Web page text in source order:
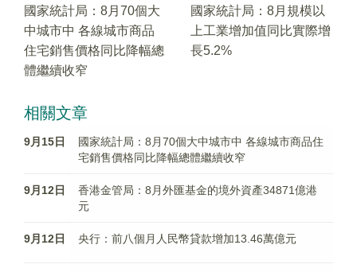
國家統計局：8月70個大
中城市中 各線城市商品
住宅銷售價格同比降幅總
體繼續收窄
國家統計局：8月規模以
上工業增加值同比實際增
長5.2%
相關文章
9月15日
國家統計局：8月70個大中城市中 各線城市商品住
宅銷售價格同比降幅總體繼續收窄
9月12日
香港金管局：8月外匯基金的境外資產34871億港
元
9月12日 央行：前八個月人民幣貸款增加13.46萬億元